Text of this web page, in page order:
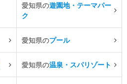
愛知県の遊園地・テーマパー
ク
愛知県のプール
愛知県の温泉・スパリゾート